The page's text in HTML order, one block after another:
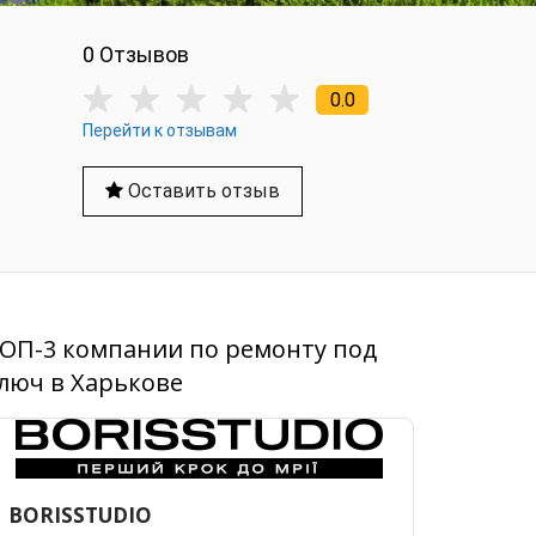
0 Отзывов
0.0
Перейти к отзывам
Оставить отзыв
3 компании по ремонту под
в Харькове
BORISSTUDIO